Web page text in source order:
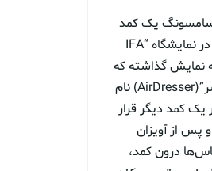
یک کمد
لباس را در نمایشگاه “IFA
به نمایش گذاشته که
“ایر درسر”(AirDresser) نام
یک کمد دیگر قرار
پس از آویزان
درون کمد،